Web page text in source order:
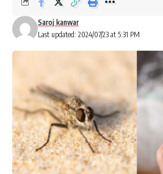
Last updated: 2024/07/23 at 5:31 PM
Saroj kanwar